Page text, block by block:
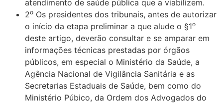
atendimento de saúde pública que a viabilizem.
2o Os presidentes dos tribunais, antes de autorizar
o início da etapa preliminar a que alude o §1o
deste artigo, deverão consultar e se amparar em
informações técnicas prestadas por órgãos
públicos, em especial o Ministério da Saúde, a
Agência Nacional de Vigilância Sanitária e as
Secretarias Estaduais de Saúde, bem como do
Ministério Púbico, da Ordem dos Advogados do